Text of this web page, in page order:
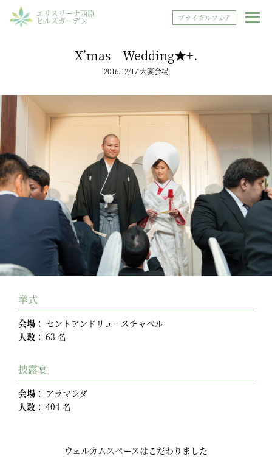
エリスリーナ西原
ヒルズガーデン ブライダルフェア
X’mas Wedding★+.
2016.12/17 大宴会場
挙式
会場： セントアンドリュースチャペル
人数： 63 名
披露宴
会場： アラマンダ
人数： 404 名
ウェルカムスペースはこだわりました